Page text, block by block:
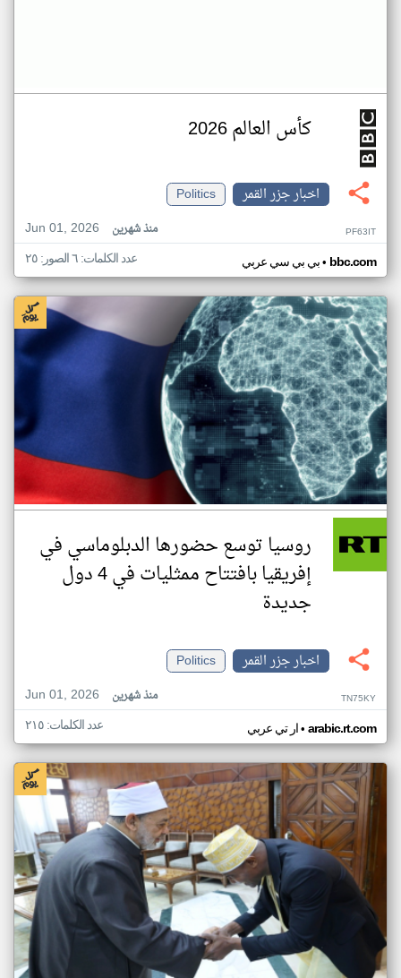
كأس العالم 2026
اخبار جزر القمر
Politics
Jun 01, 2026
منذ شهرين PF63IT
بي بي سي عربي• bbc.com عدد الكلمات: ٦ الصور: ٢٥
روسيا توسع حضورها الدبلوماسي في
إفريقيا بافتتاح ممثليات في 4 دول
جديدة
اخبار جزر القمر
Politics
Jun 01, 2026
منذ شهرين TN75KY
ار تي عربي• arabic.rt.com عدد الكلمات: ٢١٥